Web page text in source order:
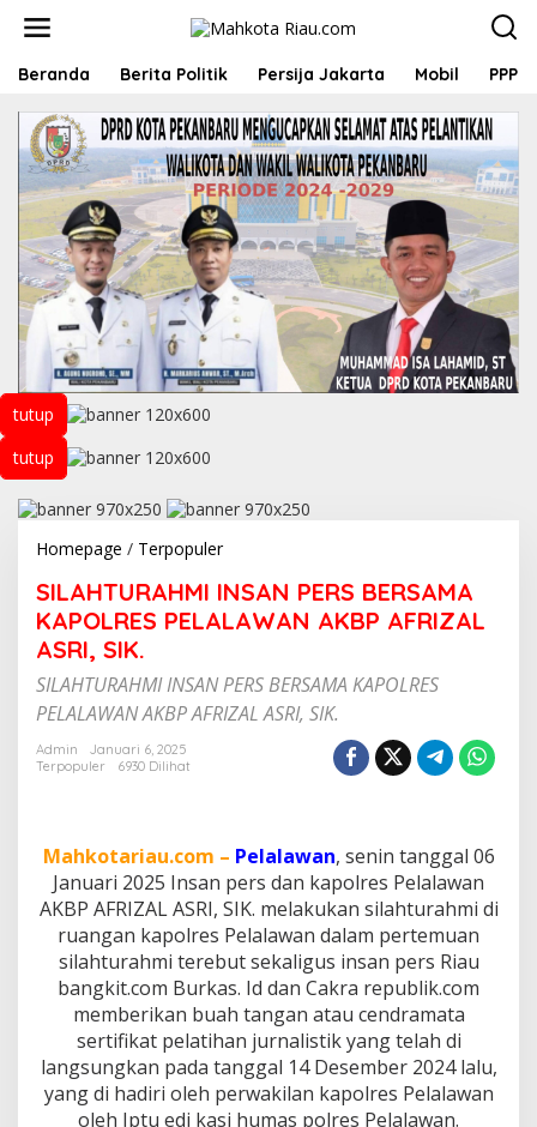
Beranda Berita Politik Persija Jakarta Mobil PPP
tutup
tutup
Homepage / TerpopulerS
L
A
H
U
A
N
P
E
R
S
B
E
R
S
A
M
SILAHTURAHMI INSAN PERS BERSAMA
KAPOLRES PELALAWAN AKBP AFRIZAL
ASRI, SIK.
SILAHTURAHMI INSAN PERS BERSAMA KAPOLRES
PELALAWAN AKBP AFRIZAL ASRI, SIK.
Admin
Januari 6, 2025
Terpopuler
6930 Dilihat
Mahkotariau.com – Pelalawan, senin tanggal 06
Januari 2025 Insan pers dan kapolres Pelalawan
AKBP AFRIZAL ASRI, SIK. melakukan silahturahmi di
ruangan kapolres Pelalawan dalam pertemuan
silahturahmi terebut sekaligus insan pers Riau
bangkit.com Burkas. Id dan Cakra republik.com
memberikan buah tangan atau cendramata
sertifikat pelatihan jurnalistik yang telah di
langsungkan pada tanggal 14 Desember 2024 lalu,
yang di hadiri oleh perwakilan kapolres Pelalawan
oleh Iptu edi kasi humas polres Pelalawan.